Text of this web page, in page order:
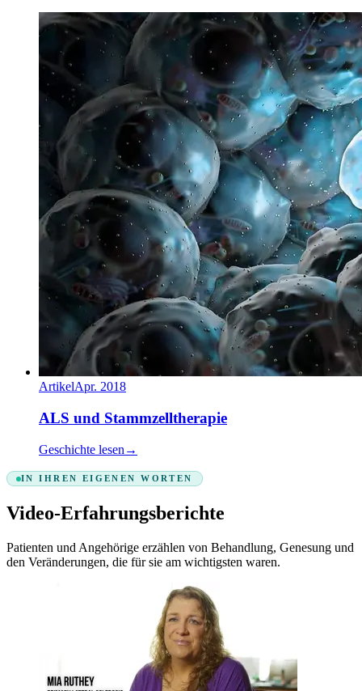
ArtikelApr. 2018
ALS und Stammzelltherapie
Geschichte lesen →
IN IHREN EIGENEN WORTEN
Video-Erfahrungsberichte
Patienten und Angehörige erzählen von Behandlung, Genesung und
den Veränderungen, die für sie am wichtigsten waren.